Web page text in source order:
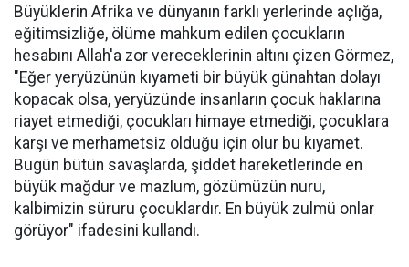
Büyüklerin Afrika ve dünyanın farklı yerlerinde açlığa,
eğitimsizliğe, ölüme mahkum edilen çocukların
hesabını Allah'a zor vereceklerinin altını çizen Görmez,
"Eğer yeryüzünün kıyameti bir büyük günahtan dolayı
kopacak olsa, yeryüzünde insanların çocuk haklarına
riayet etmediği, çocukları himaye etmediği, çocuklara
karşı ve merhametsiz olduğu için olur bu kıyamet.
Bugün bütün savaşlarda, şiddet hareketlerinde en
büyük mağdur ve mazlum, gözümüzün nuru,
kalbimizin süruru çocuklardır. En büyük zulmü onlar
görüyor" ifadesini kullandı.